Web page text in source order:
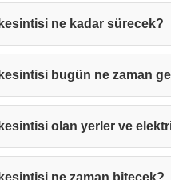
ne kadar sürecek?
bugün ne zaman
olan yerler ve
ne zaman bitecek?